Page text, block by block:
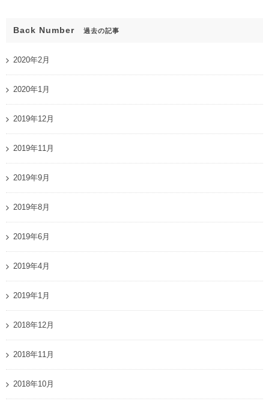
Back Number 過去の記事
2020年2月
2020年1月
2019年12月
2019年11月
2019年9月
2019年8月
2019年6月
2019年4月
2019年1月
2018年12月
2018年11月
2018年10月